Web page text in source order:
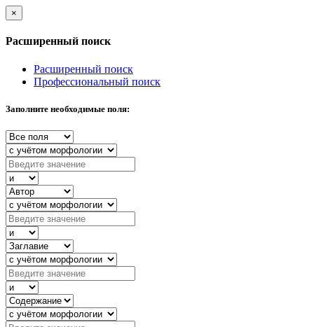
×
Расширенный поиск
Расширенный поиск
Профессиональный поиск
Заполните необходимые поля: